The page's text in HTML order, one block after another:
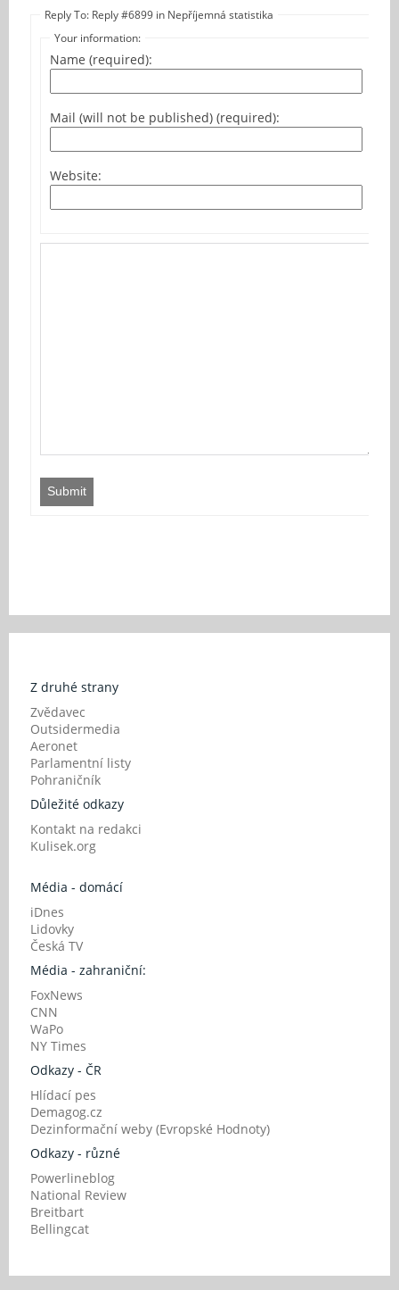
Reply To: Reply #6899 in Nepříjemná statistika
Your information:
Name (required):
Mail (will not be published) (required):
Website:
Submit
Z druhé strany
Zvědavec
Outsidermedia
Aeronet
Parlamentní listy
Pohraničník
Důležité odkazy
Kontakt na redakci
Kulisek.org
Média - domácí
iDnes
Lidovky
Česká TV
Média - zahraniční:
FoxNews
CNN
WaPo
NY Times
Odkazy - ČR
Hlídací pes
Demagog.cz
Dezinformační weby (Evropské Hodnoty)
Odkazy - různé
Powerlineblog
National Review
Breitbart
Bellingcat